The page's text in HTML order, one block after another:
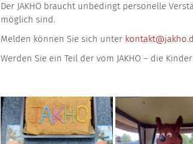
Der JAKHO braucht unbedingt personelle
möglich sind.
Melden können Sie sich unter
Werden Sie ein Teil der vom JAKHO – die